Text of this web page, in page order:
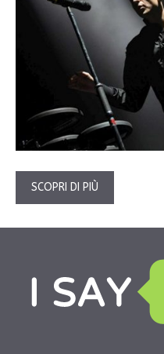
SCOPRI DI PIÙ